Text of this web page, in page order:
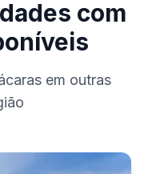
com
em outras